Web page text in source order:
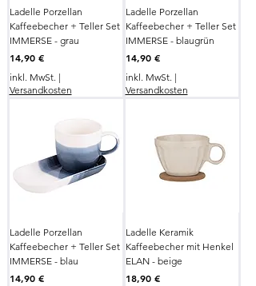
Ladelle Porzellan
Kaffeebecher + Teller Set
IMMERSE - grau
Preis
14,90 €
inkl. MwSt. |
Versandkosten
Ladelle Porzellan
Kaffeebecher + Teller Set
IMMERSE - blaugrün
Preis
14,90 €
inkl. MwSt. |
Versandkosten
Ladelle Porzellan
Kaffeebecher + Teller Set
IMMERSE - blau
Preis
14,90 €
Ladelle Keramik
Kaffeebecher mit Henkel
ELAN - beige
Preis
18,90 €